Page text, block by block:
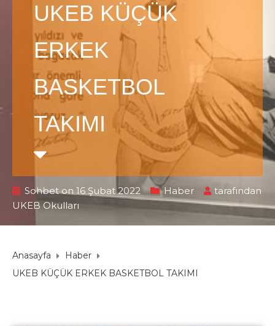
UKEB KÜÇÜK
ERKEK
BASKETBOL
TAKIMI
Sohbet on 16 Şubat 2022 Haber
tarafından
UKEB Okulları
Anasayfa
Haber
UKEB KÜÇÜK ERKEK BASKETBOL TAKIMI